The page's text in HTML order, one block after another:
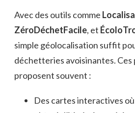
Avec des outils comme
ZéroDéchetFacile, et
simple géolocalisation suffit
déchetteries avoisinantes.
proposent souvent :
Des cartes interactives